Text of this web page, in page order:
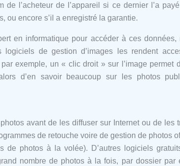
l’acheteur de l’appareil si ce dernier l’a
ou encore s’il a enregistré la garantie.
en informatique pour accéder à ces
logiciels de gestion d’images les rendent
exemple, un « clic droit » sur l’image
d’en savoir beaucoup sur les photos
avant de les diffuser sur Internet ou de
de retouche voire de gestion de photos
de photos à la volée). D’autres logiciels
nombre de photos à la fois, par dossier par